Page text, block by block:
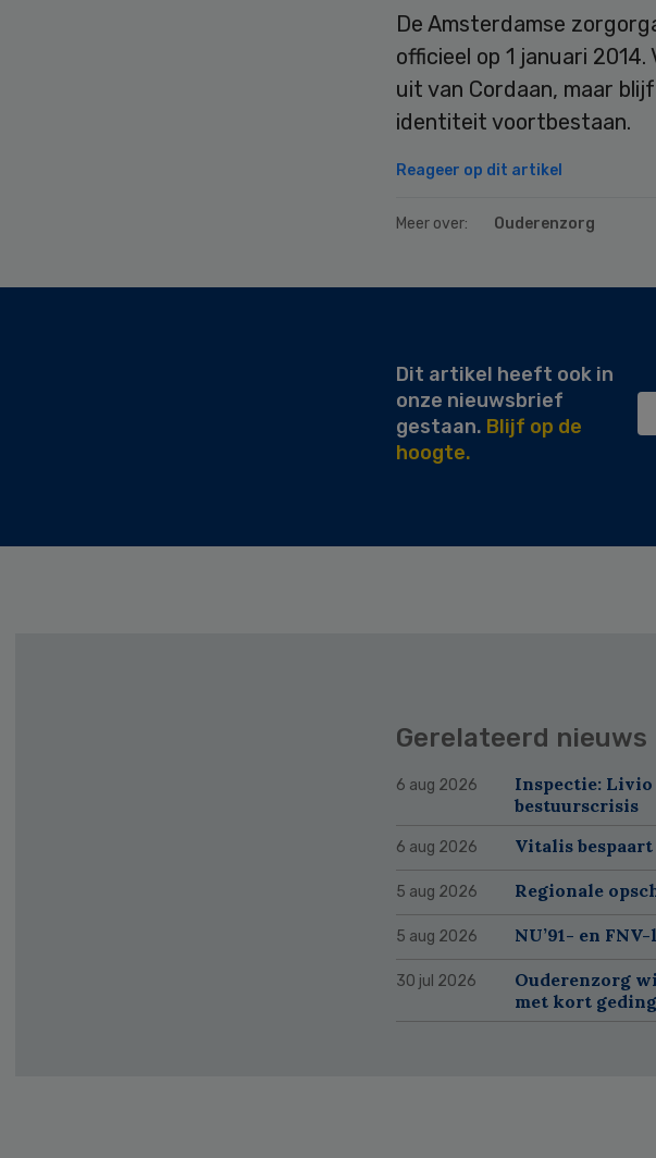
De Amsterdamse
officieel op 1 januari
uit van Cordaan, maar
identiteit voortbestaan.
Reageer op dit artikel
Meer over: Ouderenzorg
Dit artikel heeft ook in
onze nieuwsbrief
gestaan. Blijf op de
hoogte.
Gerelateerd nieuws
6 aug 2026
Inspectie: Livio
bestuurscrisis
6 aug 2026 Vitalis
5 aug 2026 Regionale
5 aug 2026 NU’91- en
30 jul 2026
Ouderenzorg
met kort geding